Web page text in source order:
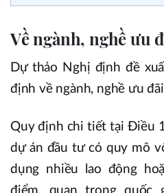
Về ngành, nghề ưu
Dự thảo Nghị định đề
định về ngành, nghề ưu
Quy định chi tiết tại Điều
dự án đầu tư có quy mô
dụng nhiều lao động
điểm, quan trọng